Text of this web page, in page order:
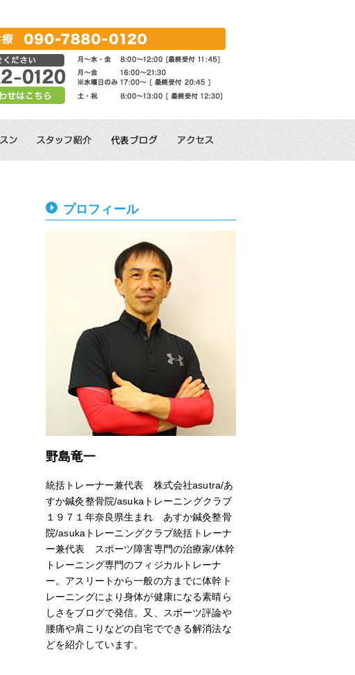
プロフィール
野島竜一
統括トレーナー兼代表 株式会社asutra/あ
すか鍼灸整骨院/asukaトレーニングクラブ
１９７１年奈良県生まれ あすか鍼灸整骨
院/asukaトレーニングクラブ統括トレーナ
ー兼代表 スポーツ障害専門の治療家/体幹
トレーニング専門のフィジカルトレーナ
ー。アスリートから一般の方までに体幹ト
レーニングにより身体が健康になる素晴ら
しさをブログで発信。又、スポーツ評論や
腰痛や肩こりなどの自宅でできる解消法な
どを紹介しています。